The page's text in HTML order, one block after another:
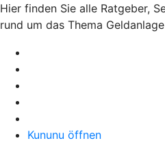
Hier finden Sie alle Ratgeber,
rund um das Thema
Kununu öffnen